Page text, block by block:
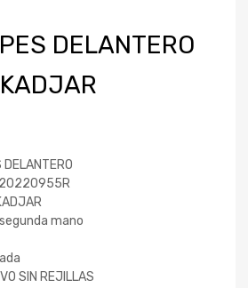
DELANTERO
DELANTERO
mano
SIN REJILLAS